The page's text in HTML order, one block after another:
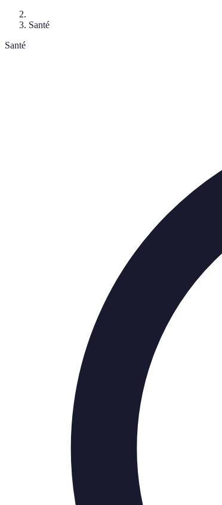
Santé
Santé